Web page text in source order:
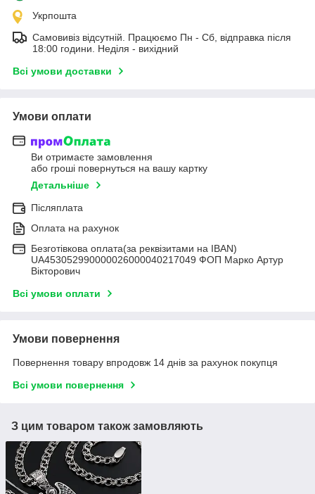
Укрпошта
Самовивіз відсутній. Працюємо Пн - Сб, відправка після
18:00 години. Неділя - вихідний
Всі умови доставки
Умови оплати
Ви отримаєте замовлення
або гроші повернуться на вашу картку
Детальніше
Післяплата
Оплата на рахунок
Безготівкова оплата(за реквізитами на IBAN)
UA453052990000026000040217049 ФОП Марко Артур
Вікторович
Всі умови оплати
Умови повернення
Повернення товару впродовж 14 днів за рахунок покупця
Всі умови повернення
З цим товаром також замовляють